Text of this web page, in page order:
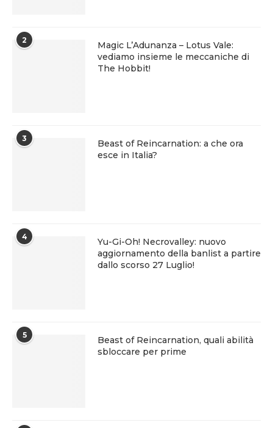
2
Magic L’Adunanza – Lotus Vale:
vediamo insieme le meccaniche di
The Hobbit!
3
Beast of Reincarnation: a che ora
esce in Italia?
4
Yu-Gi-Oh! Necrovalley: nuovo
aggiornamento della banlist a partire
dallo scorso 27 Luglio!
5
Beast of Reincarnation, quali abilità
sbloccare per prime